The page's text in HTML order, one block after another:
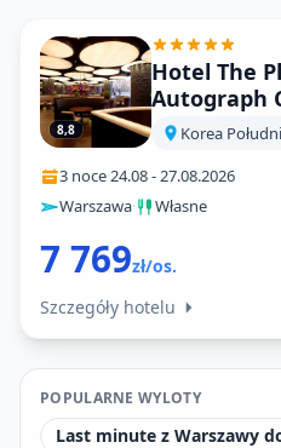
8,8
Hotel The
Autograph
Korea
3 noce·24.08-27.08.2026
Warszawa· Własne
7 769zł/os.
Szczegóły hotelu
POPULARNE WYLOTY
Last minute z Warszawy